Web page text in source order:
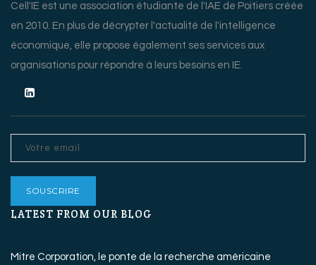
Cell'IE est une association étudiante de l'IAE de Poitiers créée
en 2010. En plus de décrypter l'actualité de l'intelligence
économique, elle propose également ses services aux
organisations pour répondre à leurs besoins en IE.
LATEST FROM OUR BLOG
Mitre Corporation, le ponte de la recherche américaine